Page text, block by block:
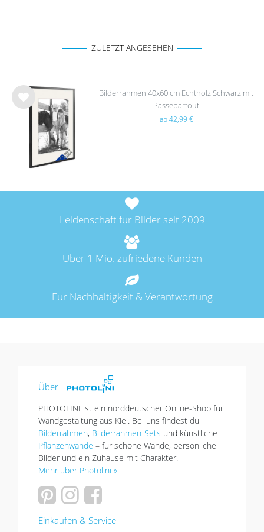
ZULETZT ANGESEHEN
Wu
Bilderrahmen 40x60 cm Echtholz Schwarz mit
Passepartout
ab 42,99 €
Leidenschaft für Bilder seit 2009
Über 1 Mio. zufriedene Kunden
Für Nachhaltigkeit & Verantwortung
Über
PHOTOLINI ist ein norddeutscher Online-Shop für
Wandgestaltung aus Kiel. Bei uns findest du
Bilderrahmen, Bilderrahmen-Sets und künstliche
Pflanzenwände – für schöne Wände, persönliche
Bilder und ein Zuhause mit Charakter.
Mehr über Photolini »
Einkaufen & Service